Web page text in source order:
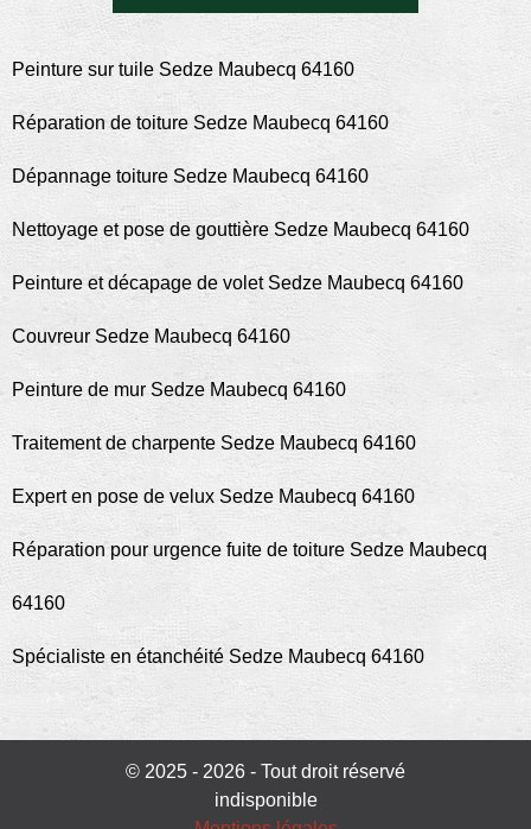
Peinture sur tuile Sedze Maubecq 64160
Réparation de toiture Sedze Maubecq 64160
Dépannage toiture Sedze Maubecq 64160
Nettoyage et pose de gouttière Sedze Maubecq 64160
Peinture et décapage de volet Sedze Maubecq 64160
Couvreur Sedze Maubecq 64160
Peinture de mur Sedze Maubecq 64160
Traitement de charpente Sedze Maubecq 64160
Expert en pose de velux Sedze Maubecq 64160
Réparation pour urgence fuite de toiture Sedze Maubecq
64160
Spécialiste en étanchéité Sedze Maubecq 64160
© 2025 - 2026 - Tout droit réservé
indisponible